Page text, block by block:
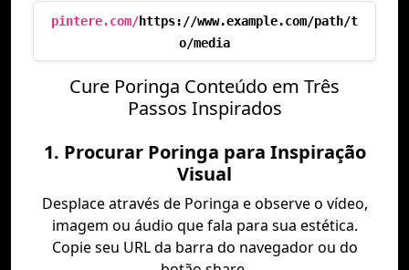
pintere.com/https://www.example.com/path/t
o/media
Cure Poringa Conteúdo em Três
Passos Inspirados
1. Procurar Poringa para Inspiração
Visual
Desplace através de Poringa e observe o vídeo,
imagem ou áudio que fala para sua estética.
Copie seu URL da barra do navegador ou do